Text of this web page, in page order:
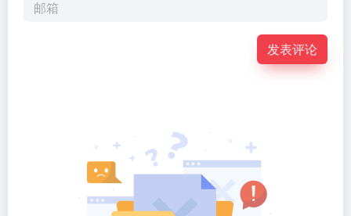
发表评论